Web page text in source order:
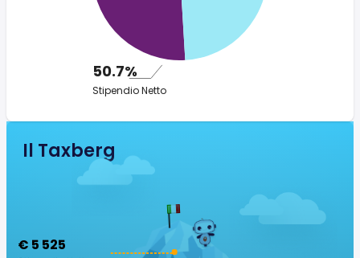
50.7%
Stipendio Netto
Il Taxberg
€ 5 525